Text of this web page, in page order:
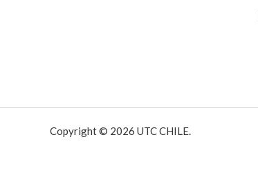
Copyright © 2026 UTC CHILE.